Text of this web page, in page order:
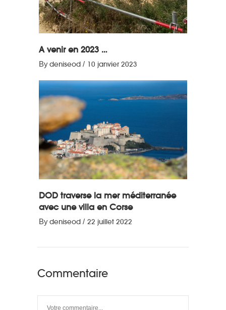
A venir en 2023 …
Bydeniseod 10 janvier 2023
DOD traverse la mer méditerranée
avec une villa en Corse
Bydeniseod 22 juillet 2022
Commentaire